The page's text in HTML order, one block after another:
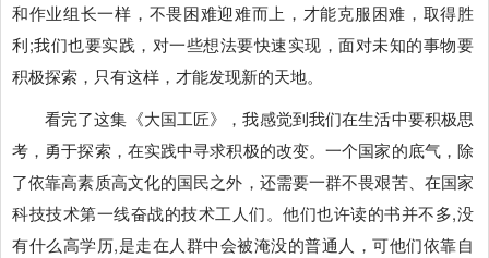
和作业组长一样，不畏困难迎难而上，才能克服困难，取得胜
利;我们也要实践，对一些想法要快速实现，面对未知的事物要
积极探索，只有这样，才能发现新的天地。
看完了这集《大国工匠》，我感觉到我们在生活中要积极思
考，勇于探索，在实践中寻求积极的改变。一个国家的底气，除
了依靠高素质高文化的国民之外，还需要一群不畏艰苦、在国家
科技技术第一线奋战的技术工人们。他们也许读的书并不多,没
有什么高学历,是走在人群中会被淹没的普通人，可他们依靠自